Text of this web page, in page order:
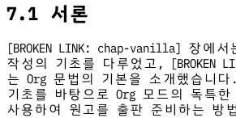
7.1 서론
[BROKEN LINK: chap-vanilla] 장에
작성의 기초를 다루었고, [BROKEN
는 Org 문법의 기본을 소개했습니
기초를 바탕으로 Org 모드의 독특
사용하여 원고를 출판 준비하는 방